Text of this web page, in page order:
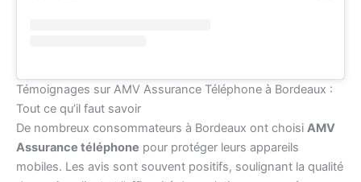
Témoignages sur AMV Assurance Téléphone à Bordeaux :
Tout ce qu’il faut savoir
De nombreux consommateurs à Bordeaux ont choisi AMV
Assurance téléphone pour protéger leurs appareils
mobiles. Les avis sont souvent positifs, soulignant la qualité